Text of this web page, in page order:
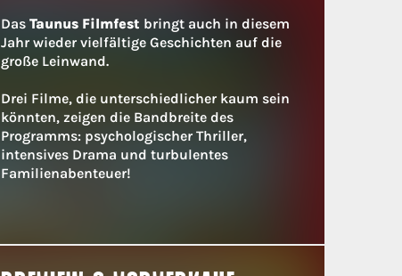
DasTaunus Filmfest bringt auch in diesem
Jahr wieder vielfältige Geschichten auf die
große Leinwand.
Drei Filme, die unterschiedlicher kaum sein
könnten, zeigen die Bandbreite des
Programms: psychologischer Thriller,
intensives Drama und turbulentes
Familienabenteuer!